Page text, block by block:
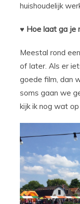
huishoudelijk
♥ Hoe laat ga je
Meestal rond
of later. Als er
goede film, dan
soms gaan we
kijk ik nog wat